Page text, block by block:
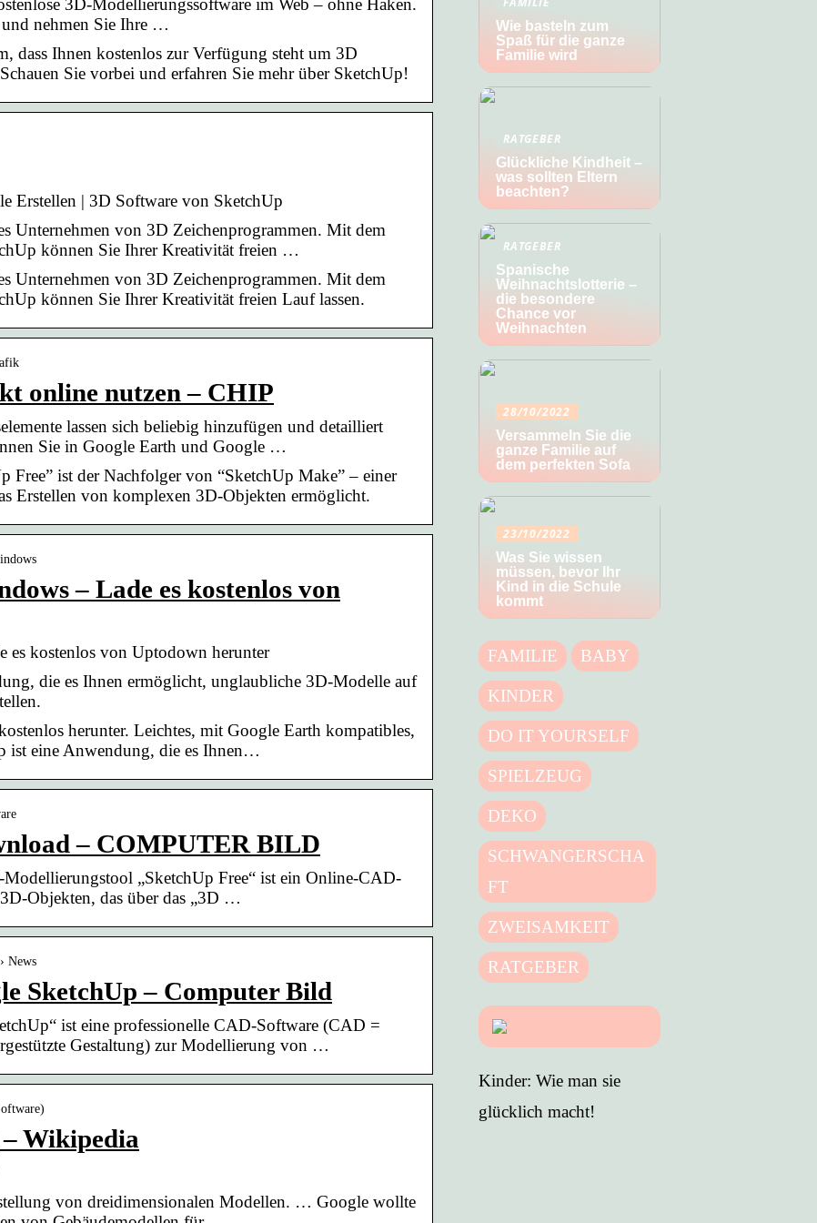
3D-Modellierungssoftware im Web – ohne Haken.
nehmen Sie Ihre …
dass Ihnen kostenlos zur Verfügung steht um 3D
Sie vorbei und erfahren Sie mehr über SketchUp!
Erstellen | 3D Software von SketchUp
Unternehmen von 3D Zeichenprogrammen. Mit dem
können Sie Ihrer Kreativität freien …
Unternehmen von 3D Zeichenprogrammen. Mit dem
können Sie Ihrer Kreativität freien Lauf lassen.
online nutzen – CHIP
lassen sich beliebig hinzufügen und detailliert
Sie in Google Earth und Google …
Free” ist der Nachfolger von “SketchUp Make” – einer
Erstellen von komplexen 3D-Objekten ermöglicht.
– Lade es kostenlos von
es kostenlos von Uptodown herunter
die es Ihnen ermöglicht, unglaubliche 3D-Modelle auf
herunter. Leichtes, mit Google Earth kompatibles,
ist eine Anwendung, die es Ihnen…
– COMPUTER BILD
„SketchUp Free“ ist ein Online-CAD-
Objekten, das über das „3D …
News
SketchUp – Computer Bild
ist eine professionelle CAD-Software (CAD =
Gestaltung) zur Modellierung von …
Wikipedia
von dreidimensionalen Modellen. … Google wollte
Wie basteln zum
Spaß für die ganze
Familie wird
RATGEBER
Glückliche Kindheit –
was sollten Eltern
beachten?
RATGEBER
Spanische
Weihnachtslotterie –
die besondere
Chance vor
Weihnachten
28/10/2022
Versammeln Sie die
ganze Familie auf
dem perfekten Sofa
23/10/2022
Was Sie wissen
müssen, bevor Ihr
Kind in die Schule
kommt
FAMILIE BABY
KINDER
DO IT YOURSELF
SPIELZEUG
DEKO
SCHWANGERSCHA
FT
ZWEISAMKEIT
RATGEBER
Kinder: Wie man sie
glücklich macht!